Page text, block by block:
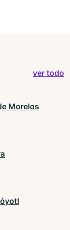
ver todo
Morelos